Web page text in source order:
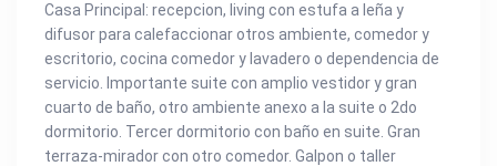
Casa Principal: recepcion, living con estufa a leña y
difusor para calefaccionar otros ambiente, comedor y
escritorio, cocina comedor y lavadero o dependencia de
servicio. Importante suite con amplio vestidor y gran
cuarto de baño, otro ambiente anexo a la suite o 2do
dormitorio. Tercer dormitorio con baño en suite. Gran
terraza-mirador con otro comedor. Galpon o taller